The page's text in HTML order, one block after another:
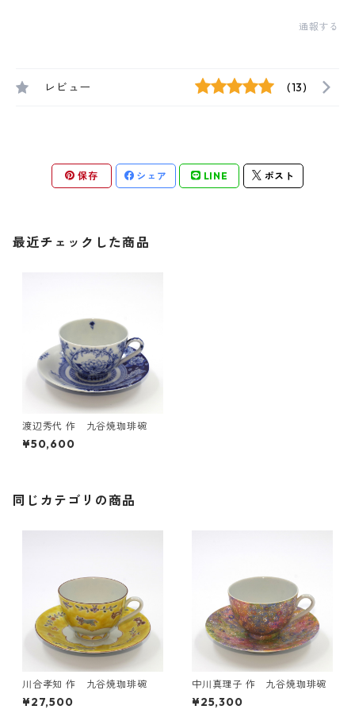
通報する
レビュー (13)
保存 シェア LINE ポスト
最近チェックした商品
渡辺秀代 作 九谷焼珈琲碗
¥50,600
同じカテゴリの商品
川合孝知 作 九谷焼珈琲碗
¥27,500
中川真理子 作 九谷焼珈琲碗
¥25,300